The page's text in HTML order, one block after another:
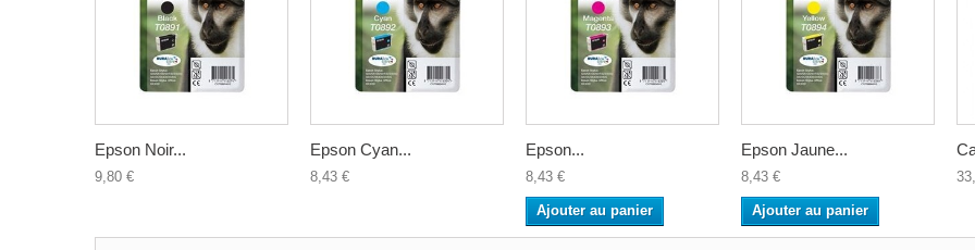
Epson Noir...
9,80 €
Epson Cyan...
8,43 €
Epson...
8,43 €
Ajouter au panier
Epson Jaune...
8,43 €
Ajouter au panier